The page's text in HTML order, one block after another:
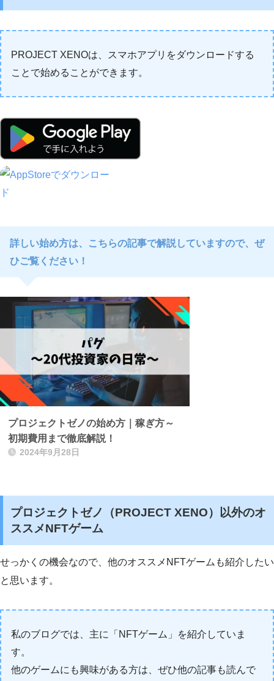
PROJECT XENOは、スマホアプリをダウンロードする
ことで始めることができます。
詳しい始め方は、こちらの記事で解説していますので、ぜ
ひご覧ください！
プロジェクトゼノの始め方｜稼ぎ方～
初期費用まで徹底解説！
2024年9月28日
プロジェクトゼノ（PROJECT XENO）以外のオ
ススメNFTゲーム
せっかくの機会なので、他のオススメNFTゲームも紹介したい
と思います。
私のブログでは、主に「NFTゲーム」を紹介していま
す。
他のゲームにも興味がある方は、ぜひ他の記事も読んで